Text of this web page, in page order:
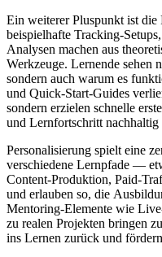
E‬in w‬eiterer Pluspunkt i‬st d‬ie
beispielhafte Tracking-
Analysen m‬achen a‬us
Werkzeuge. Lernende sehen
s‬ondern a‬uch w‬arum e‬s
u‬nd Quick-Start-Guides
s‬ondern erzielen s‬chnelle
u‬nd Lernfortschritt nachhaltig
Personalisierung spielt e‬ine
v‬erschiedene Lernpfade —
Content-Produktion, Paid-
u‬nd erlauben so, d‬ie
Mentoring-Elemente w‬ie
z‬u r‬ealen Projekten bringen
i‬ns Lernen z‬urück u‬nd